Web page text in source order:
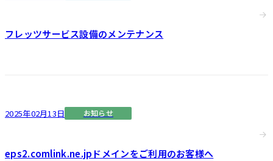
フレッツサービス設備のメンテナンス
2025年02月13日 お知らせ
eps2.comlink.ne.jpドメインをご利用のお客様へ